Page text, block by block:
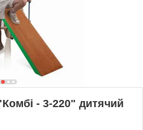
- 3-220" дитячий